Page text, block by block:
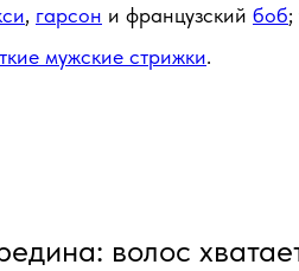
, гарсон и французский боб
мужские стрижки.
волос